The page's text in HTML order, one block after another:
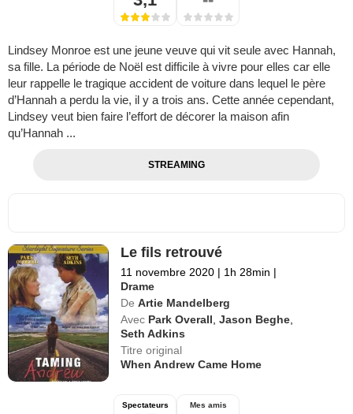
Lindsey Monroe est une jeune veuve qui vit seule avec Hannah,
sa fille. La période de Noël est difficile à vivre pour elles car elle
leur rappelle le tragique accident de voiture dans lequel le père
d’Hannah a perdu la vie, il y a trois ans. Cette année cependant,
Lindsey veut bien faire l’effort de décorer la maison afin
qu’Hannah ...
STREAMING
Le fils retrouvé
11 novembre 2020 | 1h 28min |
Drame
De Artie Mandelberg
Avec Park Overall,Jason Beghe,
Seth Adkins
Titre original
When Andrew Came Home
Spectateurs Mes amis